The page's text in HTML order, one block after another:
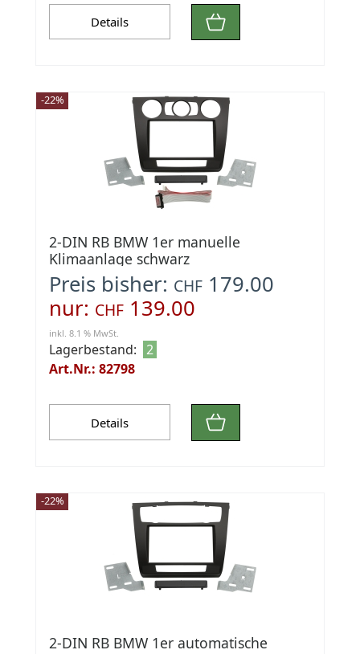
Details
-22%
2-DIN RB BMW 1er manuelle
Klimaanlage schwarz
Preis bisher: CHF 179.00
nur: CHF 139.00
inkl. 8.1 % MwSt.
Lagerbestand: 2
Art.Nr.: 82798
Details
-22%
2-DIN RB BMW 1er automatische